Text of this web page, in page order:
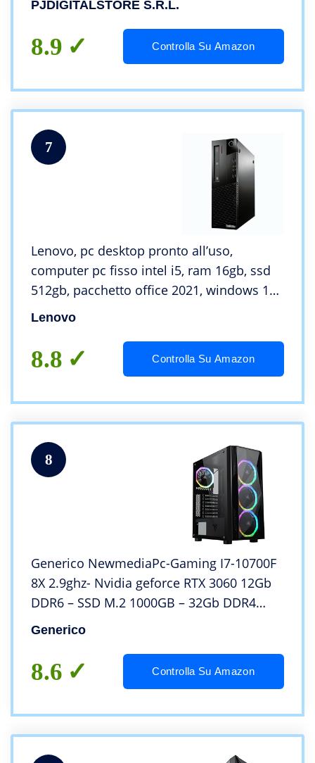
PJDIGITALSTORE S.r.l.
8.9 Controlla Su Amazon
7
Lenovo, pc desktop pronto all’uso,
computer pc fisso intel i5, ram 16gb, ssd
512gb, pacchetto office 2021, windows 11
pro (Ricondizionato)
Lenovo
8.8 Controlla Su Amazon
8
Generico NewmediaPc-Gaming I7-10700F
8X 2.9ghz- Nvidia geforce RTX 3060 12Gb
DDR6 – SSD M.2 1000GB – 32Gb DDR4
3200mhz-Windows 11- WIFI pc da
Generico
8.6 Controlla Su Amazon